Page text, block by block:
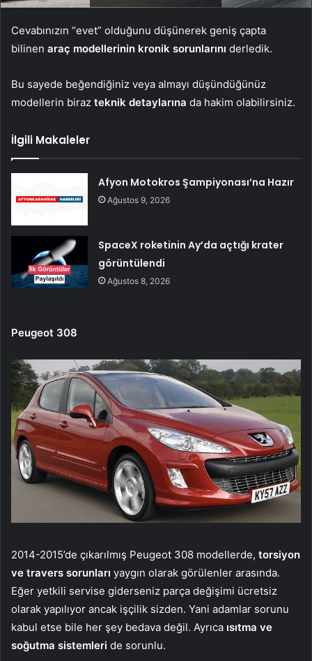
Cevabınızın “evet” olduğunu düşünerek geniş çapta
bilinen araç modellerinin kronik sorunlarını derledik.
Bu sayede beğendiğiniz veya almayı düşündüğünüz
modellerin biraz teknik detaylarına da hakim olabilirsiniz.
İlgili Makaleler
Afyon Motokros Şampiyonası’na Hazır
Ağustos 9, 2026
SpaceX roketinin Ay’da açtığı krater
görüntülendi
Ağustos 8, 2026
Peugeot 308
2014-2015’de çıkarılmış Peugeot 308 modellerde, torsiyon
ve travers sorunları yaygın olarak görülenler arasında.
Eğer yetkili servise giderseniz parça değişimi ücretsiz
olarak yapılıyor ancak işçilik sizden. Yani adamlar sorunu
kabul etse bile her şey bedava değil. Ayrıca ısıtma ve
soğutma sistemleri de sorunlu.